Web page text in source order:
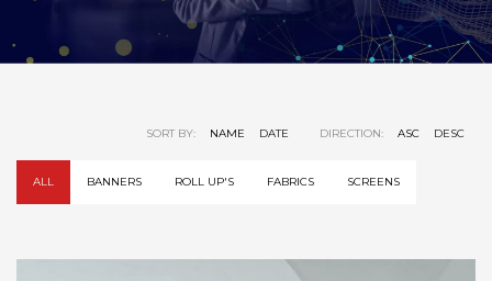
SORT BY: NAME DATE DIRECTION: ASC DESC
ALL BANNERS ROLL UP'S FABRICS SCREENS